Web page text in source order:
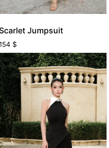
Scarlet Jumpsuit
$